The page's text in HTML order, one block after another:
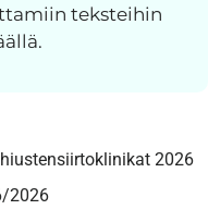
teksteihin
2026
2026